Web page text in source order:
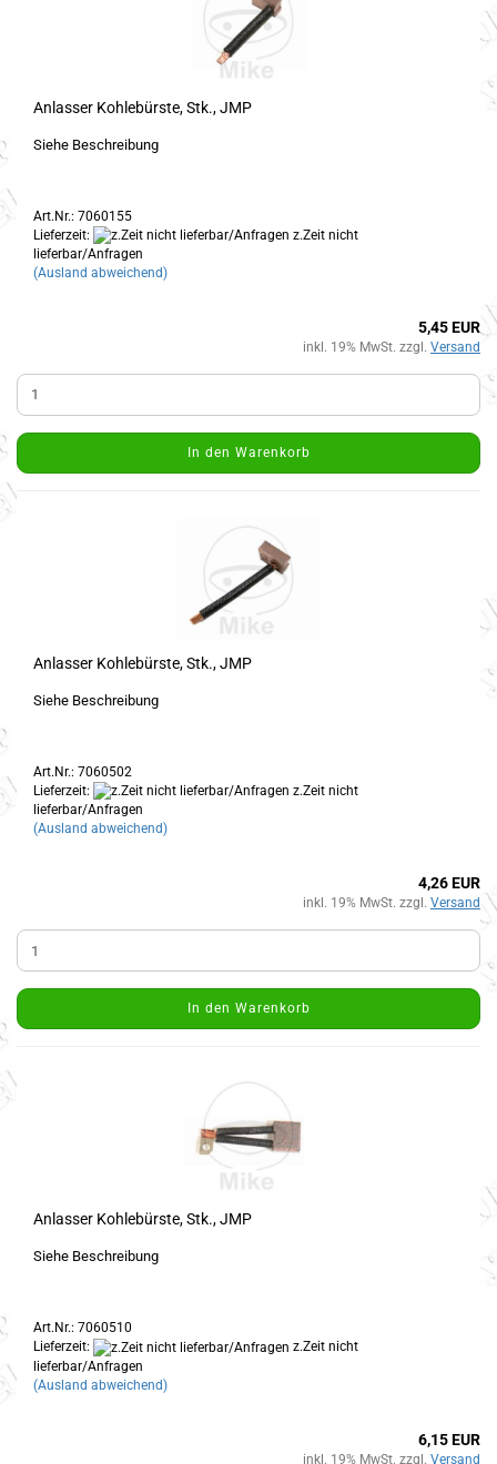
Anlasser Kohlebürste, Stk., JMP
Siehe Beschreibung
Art.Nr.: 7060155
Lieferzeit:
z.Zeit nicht
lieferbar/Anfragen
(Ausland abweichend)
5,45 EUR
inkl. 19% MwSt. zzgl. Versand
In den Warenkorb
Anlasser Kohlebürste, Stk., JMP
Siehe Beschreibung
Art.Nr.: 7060502
Lieferzeit:
z.Zeit nicht
lieferbar/Anfragen
(Ausland abweichend)
4,26 EUR
inkl. 19% MwSt. zzgl. Versand
In den Warenkorb
Anlasser Kohlebürste, Stk., JMP
Siehe Beschreibung
Art.Nr.: 7060510
Lieferzeit:
z.Zeit nicht
lieferbar/Anfragen
(Ausland abweichend)
6,15 EUR
inkl. 19% MwSt. zzgl. Versand